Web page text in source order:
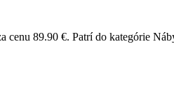
89.90 €. Patrí do kategórie